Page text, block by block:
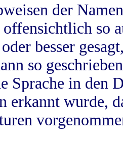
der
so
besser
so
Sprache in
erkannt wurde,